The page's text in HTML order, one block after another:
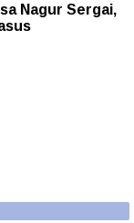
Nagur Sergai,